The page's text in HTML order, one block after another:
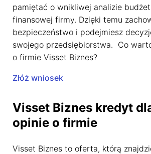
pamiętać o wnikliwej analizie
finansowej firmy. Dzięki temu
bezpieczeństwo i podejmiesz
swojego przedsiębiorstwa. Co
o firmie Visset Biznes?
Złóż wniosek
Visset Biznes kredyt
opinie o firmie
Visset Biznes to oferta, którą